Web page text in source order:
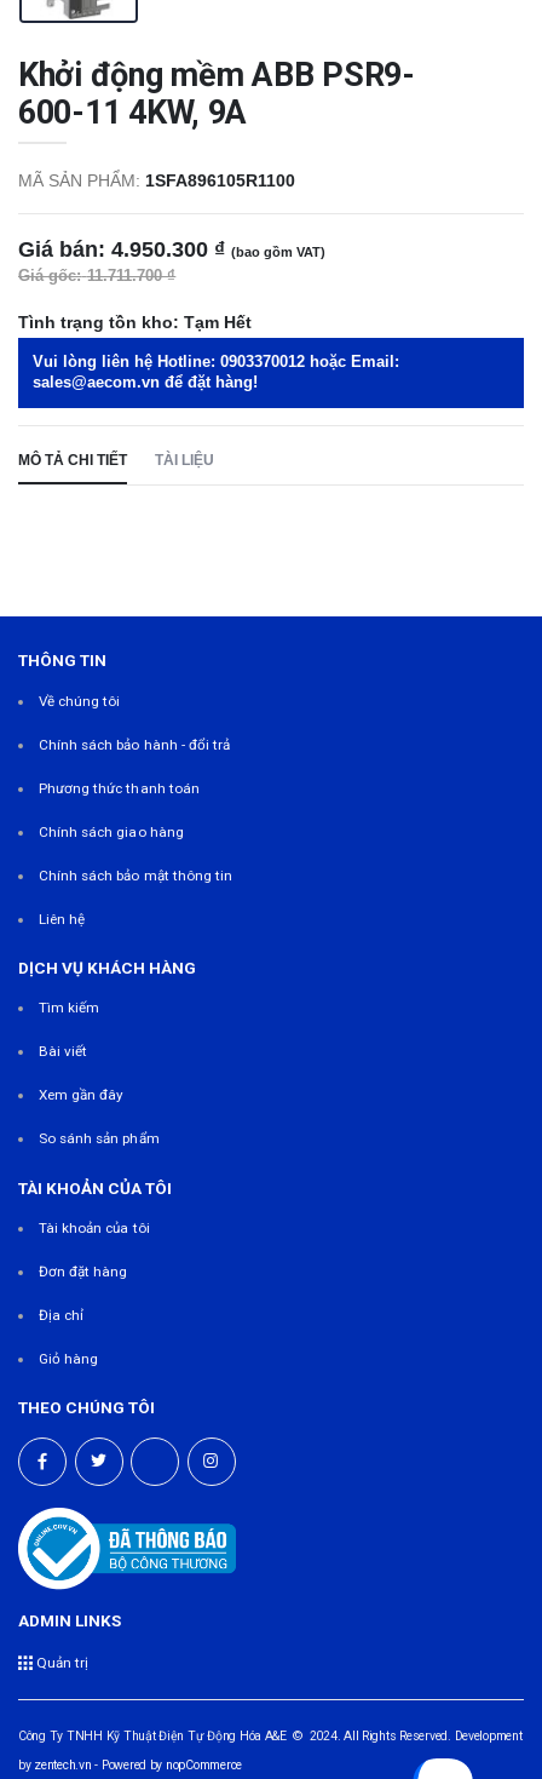
Khởi động mềm ABB PSR9-
600-11 4KW, 9A
MÃ SẢN PHẨM: 1SFA896105R1100
Giá bán: 4.950.300 ₫ (bao gồm VAT)
Giá gốc: 11.711.700 ₫
Tình trạng tồn kho: Tạm Hết
Vui lòng liên hệ Hotline: 0903370012 hoặc Email:
sales@aecom.vn để đặt hàng!
MÔ TẢ CHI TIẾT TÀI LIỆU
THÔNG TIN
Về chúng tôi
Chính sách bảo hành - đổi trả
Phương thức thanh toán
Chính sách giao hàng
Chính sách bảo mật thông tin
Liên hệ
DỊCH VỤ KHÁCH HÀNG
Tìm kiếm
Bài viết
Xem gần đây
So sánh sản phẩm
TÀI KHOẢN CỦA TÔI
Tài khoản của tôi
Đơn đặt hàng
Địa chỉ
Giỏ hàng
THEO CHÚNG TÔI
ADMIN LINKS
Quản trị
Công Ty TNHH Kỹ Thuật Điện Tự Động Hóa A&E © 2024. All Rights Reserved. Development
by zentech.vn - Powered by nopCommerce